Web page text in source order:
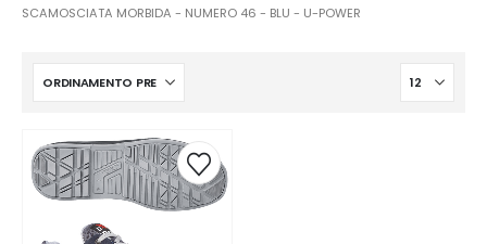
SCAMOSCIATA MORBIDA - NUMERO 46 - BLU - U-POWER